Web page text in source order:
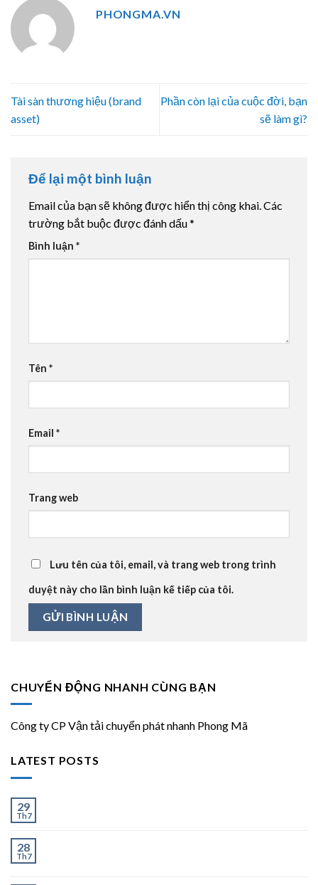
PHONGMA.VN
Tài sàn thương hiệu (brand
asset)
Phần còn lại của cuộc đời, bạn
sẽ làm gì?
Để lại một bình luận
Email của bạn sẽ không được hiển thị công khai. Các
trường bắt buộc được đánh dấu*
Bình luận *
Tên *
Email *
Trang web
Lưu tên của tôi, email, và trang web trong trình
duyệt này cho lần bình luận kế tiếp của tôi.
CHUYỂN ĐỘNG NHANH CÙNG BẠN
Công ty CP Vận tải chuyển phát nhanh Phong Mã
LATEST POSTS
29
Th7
28
Th7